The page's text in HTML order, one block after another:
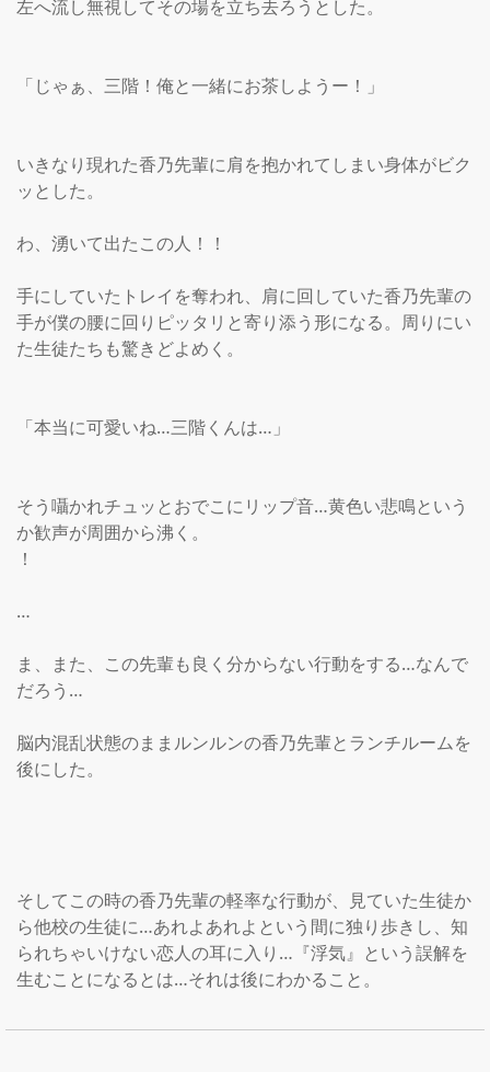
左へ流し無視してその場を立ち去ろうとした。
「じゃぁ、三階！俺と一緒にお茶しようー！」
いきなり現れた香乃先輩に肩を抱かれてしまい身体がビク
ッとした。
わ、湧いて出たこの人！！
手にしていたトレイを奪われ、肩に回していた香乃先輩の
手が僕の腰に回りピッタリと寄り添う形になる。周りにい
た生徒たちも驚きどよめく。
「本当に可愛いね…三階くんは…」
そう囁かれチュッとおでこにリップ音…黄色い悲鳴という
か歓声が周囲から沸く。
！
…
ま、また、この先輩も良く分からない行動をする…なんで
だろう…
脳内混乱状態のままルンルンの香乃先輩とランチルームを
後にした。
そしてこの時の香乃先輩の軽率な行動が、見ていた生徒か
ら他校の生徒に…あれよあれよという間に独り歩きし、知
られちゃいけない恋人の耳に入り…『浮気』という誤解を
生むことになるとは…それは後にわかること。